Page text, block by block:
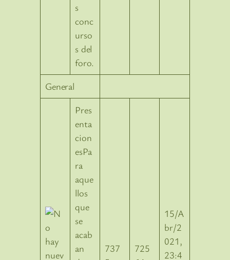
s
conc
urso
s del
foro.
General
Pres
enta
cion
esPa
ra
aque
llos
que
se
acab
an
737
725
15/A
br/2
021,
23:4